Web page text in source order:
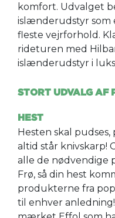
komfort. Udvalget
islænderudstyr som
fleste vejrforhold.
rideturen med
islænderudstyr i
STORT UDVALG AF
HEST
Hesten skal pudses,
altid står knivskarp!
alle de nødvendige
Frø, så din hest
produkterne fra
til enhver